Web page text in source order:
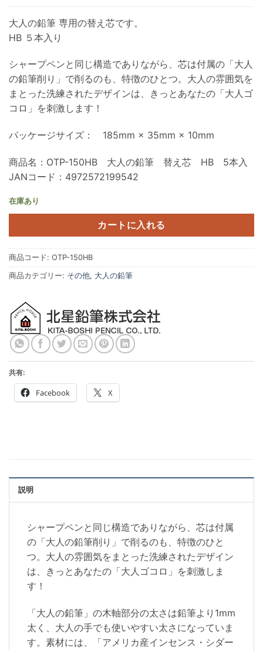
大人の鉛筆 専用の替え芯です。
HB ５本入り
シャープペンと同じ構造でありながら、芯は付属の「大人
の鉛筆削り」で削るのも、特徴のひとつ。大人の雰囲気を
まとった洗練されたデザインは、きっとあなたの「大人ゴ
コロ」を刺激します！
パッケージサイズ： 185mm × 35mm × 10mm
商品名：OTP-150HB 大人の鉛筆 替え芯 HB 5本入
JANコード：4972572199542
在庫あり
カートに入れる
商品コード: OTP-150HB
商品カテゴリー: その他, 大人の鉛筆
共有:
Facebook X
説明
シャープペンと同じ構造でありながら、芯は付属
の「大人の鉛筆削り」で削るのも、特徴のひと
つ。大人の雰囲気をまとった洗練されたデザイン
は、きっとあなたの「大人ゴコロ」を刺激しま
す！
「大人の鉛筆」の木軸部分の太さは鉛筆より1mm
太く、大人の手でも使いやすい太さになっていま
す。素材には、「アメリカ産インセンス・シダー